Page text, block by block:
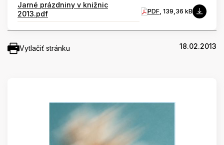
Jarné prázdniny v knižnic
2013.pdf
PDF , 139,36 kB
Vytlačiť stránku 18.02.2013